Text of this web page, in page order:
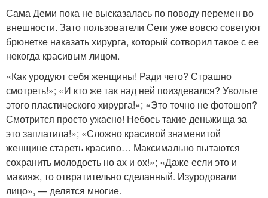
Сама Деми пока не высказалась по поводу перемен во
внешности. Зато пользователи Сети уже вовсю советуют
брюнетке наказать хирурга, который сотворил такое с ее
некогда красивым лицом.
«Как уродуют себя женщины! Ради чего? Страшно
смотреть!»; «И кто же так над ней поиздевался? Увольте
этого пластического хирурга!»; «Это точно не фотошоп?
Смотрится просто ужасно! Небось такие деньжища за
это заплатила!»; «Сложно красивой знаменитой
женщине стареть красиво… Максимально пытаются
сохранить молодость но ах и ох!»; «Даже если это и
макияж, то отвратительно сделанный. Изуродовали
лицо», — делятся многие.